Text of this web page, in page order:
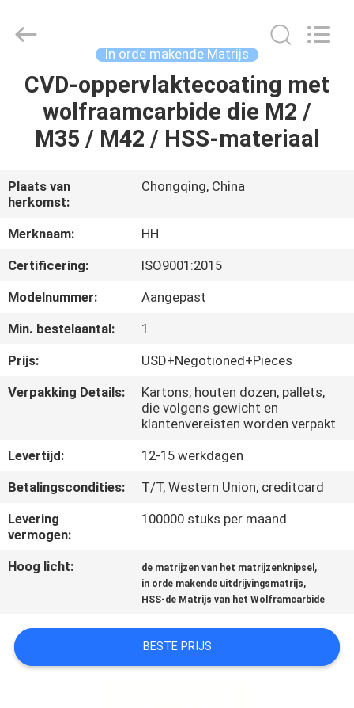
HUIS
PRODUCTEN
VIDEO'S
ONGEVEER
ONS
KWALITEITSCONTROLE
CONTACTEER
NIEUWS
VERZOEK
OM EEN
SITEMAP
Limited.
Reserved.
In orde makende Matrijs
CVD-oppervlaktecoating met
wolfraamcarbide die M2 /
M35 / M42 / HSS-materiaal
Plaats van
herkomst:
Chongqing, China
Merknaam:
HH
Certificering:
ISO9001:2015
Modelnummer:
Aangepast
Min. bestelaantal:
1
Prijs:
USD+Negotioned+Pieces
Verpakking Details:
Kartons, houten dozen, pallets,
die volgens gewicht en
klantenvereisten worden verpakt
Levertijd:
12-15 werkdagen
Betalingscondities:
T/T, Western Union, creditcard
Levering
vermogen:
100000 stuks per maand
Hoog licht: de matrijzen van het matrijzenknipsel ,
in orde makende uitdrijvingsmatrijs,
HSS-de Matrijs van het Wolframcarbide
BESTE PRIJS